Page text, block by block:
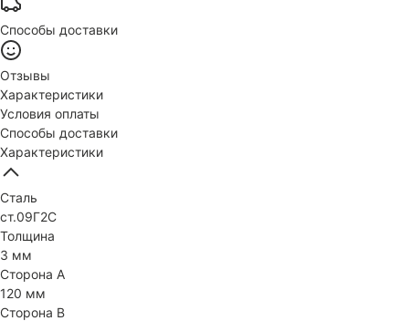
Способы доставки
Отзывы
Характеристики
Условия оплаты
Способы доставки
Характеристики
Сталь
ст.09Г2С
Толщина
3 мм
Сторона А
120 мм
Сторона В